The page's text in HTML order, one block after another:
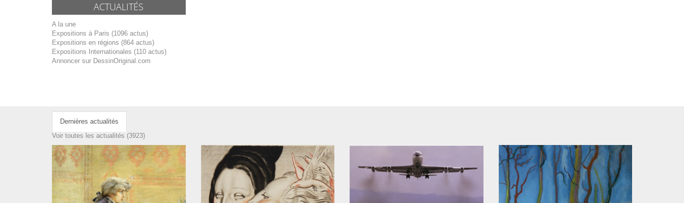
ACTUALITÉS
A la une
Expositions à Paris (1096 actus)
Expositions en régions (864 actus)
Expositions Internationales (110 actus)
Annoncer sur DessinOriginal.com
Dernières actualités
Voir toutes les actualités (3923)